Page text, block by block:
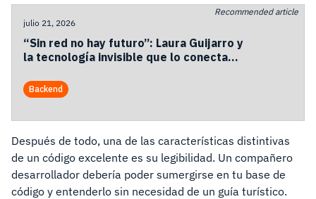
Recommended article
julio 21, 2026
“Sin red no hay futuro”: Laura Guijarro y
la tecnología invisible que lo conecta
Backend
Después de todo, una de las características distintivas
de un código excelente es su legibilidad. Un compañero
desarrollador debería poder sumergirse en tu base de
código y entenderlo sin necesidad de un guía turístico.